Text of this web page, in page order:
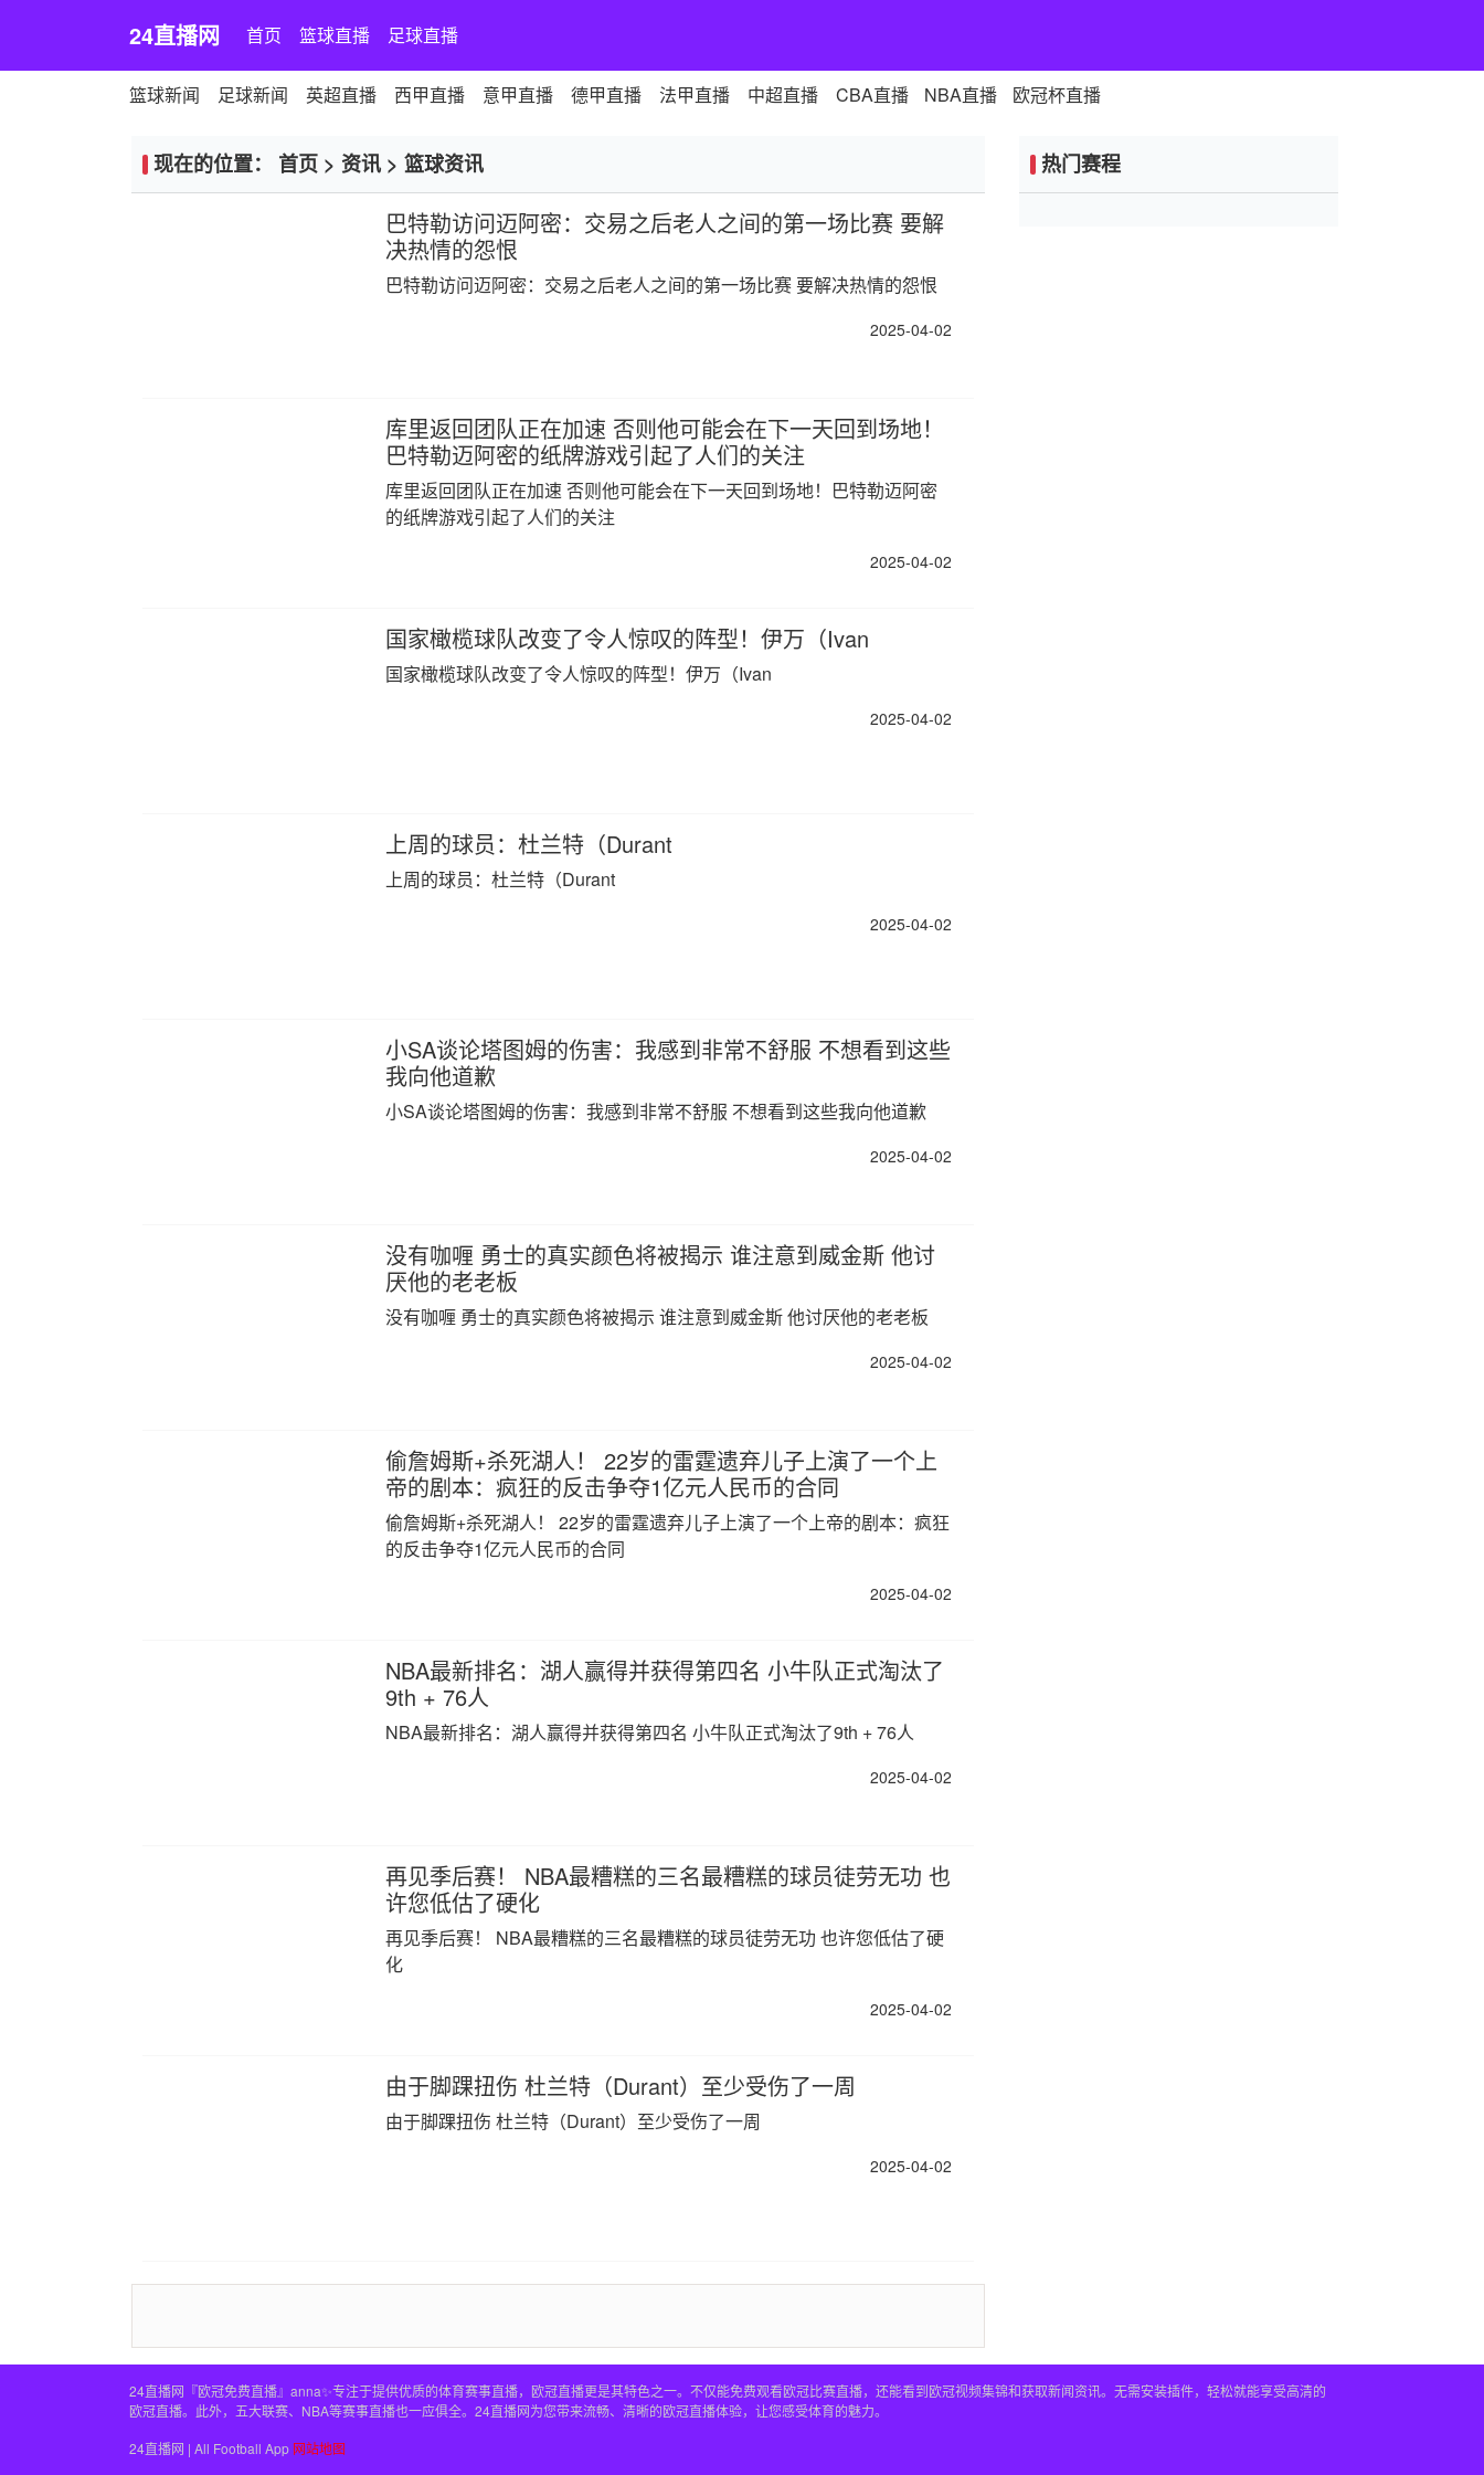
24直播网 首页 篮球直播 足球直播
篮球新闻 足球新闻 英超直播 西甲直播 意甲直播 德甲直播 法甲直播 中超直播 CBA直播 NBA直播 欧冠杯直播
现在的位置： 首页 > 资讯 > 篮球资讯
巴特勒访问迈阿密：交易之后老人之间的第一场比赛 要解
决热情的怨恨
巴特勒访问迈阿密：交易之后老人之间的第一场比赛 要解决热情的怨恨
2025-04-02
库里返回团队正在加速 否则他可能会在下一天回到场地！
巴特勒迈阿密的纸牌游戏引起了人们的关注
库里返回团队正在加速 否则他可能会在下一天回到场地！巴特勒迈阿密
的纸牌游戏引起了人们的关注
2025-04-02
国家橄榄球队改变了令人惊叹的阵型！伊万（Ivan
国家橄榄球队改变了令人惊叹的阵型！伊万（Ivan
2025-04-02
上周的球员：杜兰特（Durant
上周的球员：杜兰特（Durant
2025-04-02
小SA谈论塔图姆的伤害：我感到非常不舒服 不想看到这些
我向他道歉
小SA谈论塔图姆的伤害：我感到非常不舒服 不想看到这些我向他道歉
2025-04-02
没有咖喱 勇士的真实颜色将被揭示 谁注意到威金斯 他讨
厌他的老老板
没有咖喱 勇士的真实颜色将被揭示 谁注意到威金斯 他讨厌他的老老板
2025-04-02
偷詹姆斯+杀死湖人！ 22岁的雷霆遗弃儿子上演了一个上
帝的剧本：疯狂的反击争夺1亿元人民币的合同
偷詹姆斯+杀死湖人！ 22岁的雷霆遗弃儿子上演了一个上帝的剧本：疯狂
的反击争夺1亿元人民币的合同
2025-04-02
NBA最新排名：湖人赢得并获得第四名 小牛队正式淘汰了
9th + 76人
NBA最新排名：湖人赢得并获得第四名 小牛队正式淘汰了9th + 76人
2025-04-02
再见季后赛！ NBA最糟糕的三名最糟糕的球员徒劳无功 也
许您低估了硬化
再见季后赛！ NBA最糟糕的三名最糟糕的球员徒劳无功 也许您低估了硬
化
2025-04-02
由于脚踝扭伤 杜兰特（Durant）至少受伤了一周
由于脚踝扭伤 杜兰特（Durant）至少受伤了一周
2025-04-02
热门赛程
24直播网『欧冠免费直播』anna✨专注于提供优质的体育赛事直播，欧冠直播更是其特色之一。不仅能免费观看欧冠比赛直播，还能看到欧冠视频集锦和获取新闻资讯。无需安装插件，轻松就能享受高清的
欧冠直播。此外，五大联赛、NBA等赛事直播也一应俱全。24直播网为您带来流畅、清晰的欧冠直播体验，让您感受体育的魅力。
24直播网 | All Football App 网站地图